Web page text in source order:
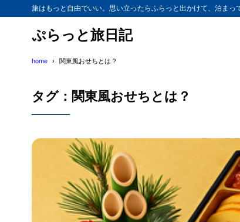
旅はもっと自由でいい。思い立ったらふらっと出かけて、泊ま
ぷらっと旅日記
home 関東風おせちとは？
タグ：関東風おせちとは？